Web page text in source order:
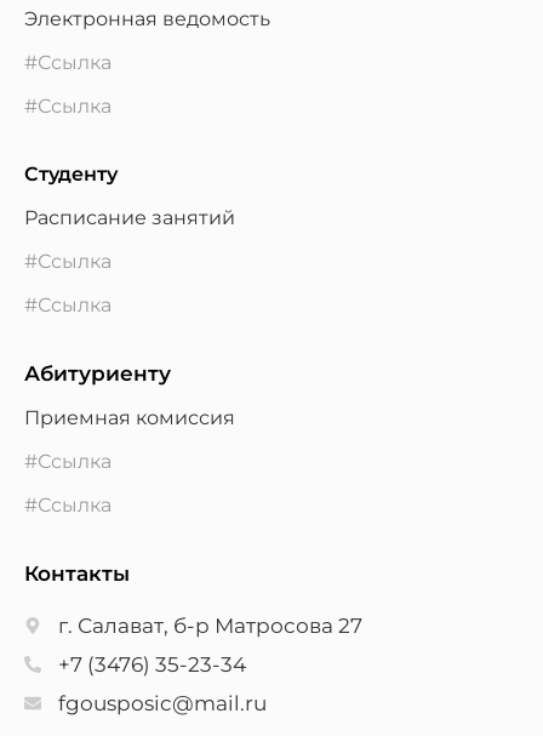
Электронная ведомость
#Ссылка
#Ссылка
Студенту
Расписание занятий
#Ссылка
#Ссылка
Абитуриенту
Приемная комиссия
#Ссылка
#Ссылка
Контакты
г. Салават, б-р Матросова 27
+7 (3476) 35-23-34
fgousposic@mail.ru